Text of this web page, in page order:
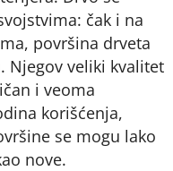
čak i na
površina drveta
Njegov veliki kvalitet
i veoma
korišćenja,
se mogu lako
nove.